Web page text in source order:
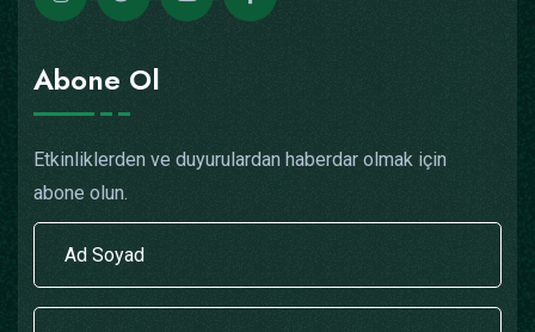
Abone Ol
Etkinliklerden ve duyurulardan haberdar olmak için
abone olun.